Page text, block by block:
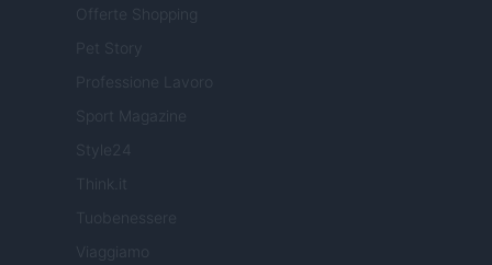
Offerte Shopping
Professione Lavoro
Sport Magazine
Style24
Think.it
Tuobenessere
Viaggiamo